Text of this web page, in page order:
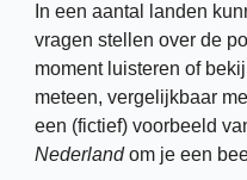
In een aantal landen
vragen stellen over de
moment luisteren of
meteen, vergelijkbaar
een (fictief) voorbeeld
Nederland om je een